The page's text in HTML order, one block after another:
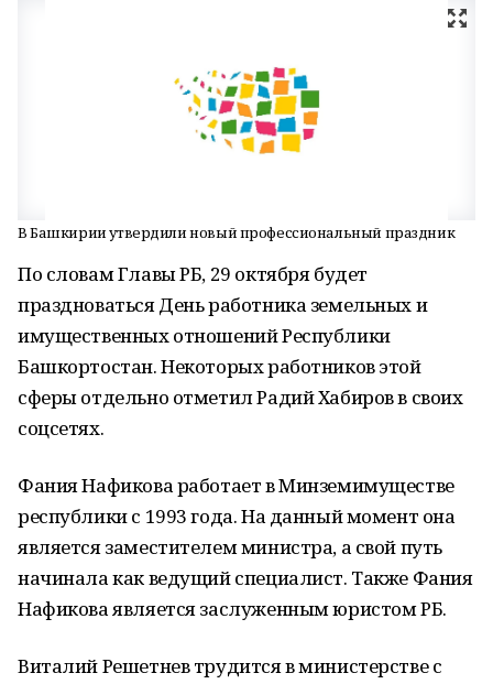
В Башкирии утвердили новый профессиональный праздник
По словам Главы РБ, 29 октября будет
праздноваться День работника земельных и
имущественных отношений Республики
Башкортостан. Некоторых работников этой
сферы отдельно отметил Радий Хабиров в своих
соцсетях.
Фания Нафикова работает в Минземимуществе
республики с 1993 года. На данный момент она
является заместителем министра, а свой путь
начинала как ведущий специалист. Также Фания
Нафикова является заслуженным юристом РБ.
Виталий Решетнев трудится в министерстве с